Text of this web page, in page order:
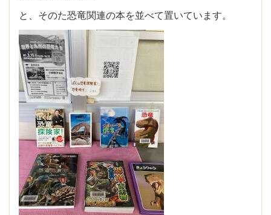
と、そのた恐竜関連の本を並べて置いています。